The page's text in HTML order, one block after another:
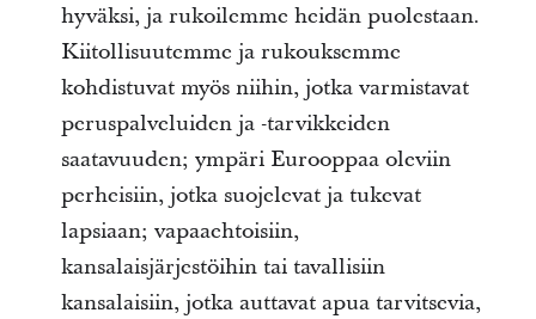
hyväksi, ja rukoilemme heidän puolestaan.
Kiitollisuutemme ja rukouksemme
kohdistuvat myös niihin, jotka varmistavat
peruspalveluiden ja -tarvikkeiden
saatavuuden; ympäri Eurooppaa oleviin
perheisiin, jotka suojelevat ja tukevat
lapsiaan; vapaaehtoisiin,
kansalaisjärjestöihin tai tavallisiin
kansalaisiin, jotka auttavat apua tarvitsevia,